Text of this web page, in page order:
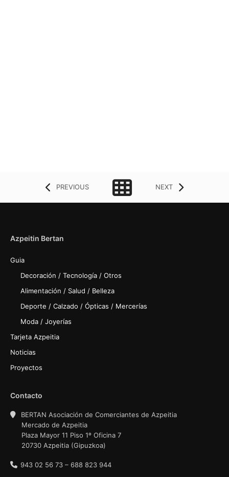
PREVIOUS NEXT
Azpeitin Bertan
Guia
Decoración / Tecnología / Otros
Alimentación / Salud / Belleza
Deporte / Calzado / Ópticas / Mercerías
Moda / Joyerías
Tarjeta Azpeitia
Noticias
Proyectos
Contacto
BERTAN Asociación de Comerciantes de Azpeitia
Mercado de Azpeitia
Plaza Mayor 11 Piso 1º Oficina 7
20730 Azpeitia (Gipuzkoa)
943 02 56 73 – 688 823 944